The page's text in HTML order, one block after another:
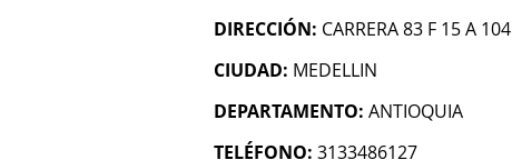
DIRECCIÓN: CARRERA 83 F 15 A 104
CIUDAD: MEDELLIN
DEPARTAMENTO: ANTIOQUIA
TELÉFONO: 3133486127